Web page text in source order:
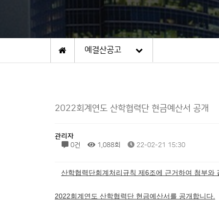
예결산공고
2022회계연도 산학협력단 현금예산서 공개
관리자
0건
1,088회 22-02-21 15:30
산학협력단회계처리규칙 제6조에 근거하여 첨부와
2022회계연도 산학협력단 현금예산서를 공개합니다.